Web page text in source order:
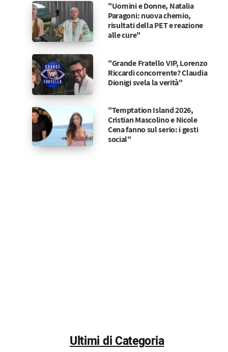
"Uomini e Donne, Natalia
Paragoni: nuova chemio,
risultati della PET e reazione
alle cure"
"Grande Fratello VIP, Lorenzo
Riccardi concorrente? Claudia
Dionigi svela la verità"
"Temptation Island 2026,
Cristian Mascolino e Nicole
Cena fanno sul serio: i gesti
social"
Ultimi di Categoria